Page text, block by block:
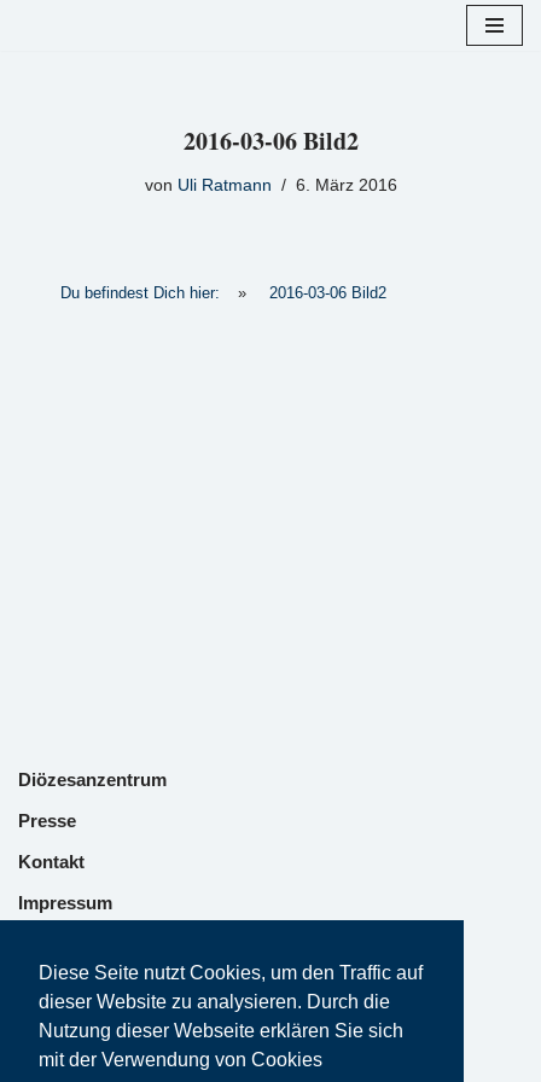
Diese Seite nutzt Cookies, um den Traffic auf
dieser Website zu analysieren. Durch die
Nutzung dieser Webseite erklären Sie sich
mit der Verwendung von Cookies
2016-03-06 Bild2
von Uli Ratmann 6. März 2016
Du befindest Dich hier: » 2016-03-06 Bild2
Diözesanzentrum
Presse
Kontakt
Impressum